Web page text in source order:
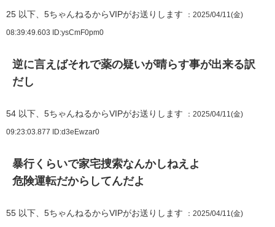
25 以下、5ちゃんねるからVIPがお送りします ：2025/04/11(金)
08:39:49.603 ID:ysCmF0pm0
逆に言えばそれで薬の疑いが晴らす事が出来る訳
だし
54 以下、5ちゃんねるからVIPがお送りします ：2025/04/11(金)
09:23:03.877 ID:d3eEwzar0
暴行くらいで家宅捜索なんかしねえよ
危険運転だからしてんだよ
55 以下、5ちゃんねるからVIPがお送りします ：2025/04/11(金)